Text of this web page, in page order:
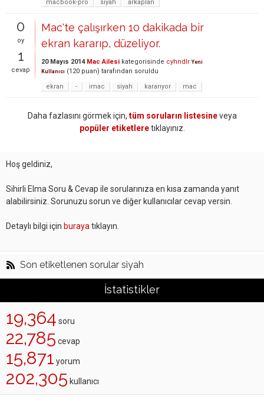
macbook-pro
siyah arkaplan
0
oy
1
cevap
Mac'te çalışırken 10 dakikada bir
ekran kararıp, düzeliyor.
20 Mayıs 2014 Mac Ailesi kategorisinde cyhndlr Yeni
Kullanıcı (120 puan) tarafından soruldu
ekran
- imac siyah kararıyor mac
Daha fazlasını görmek için, tüm soruların listesineveya
popüler etiketleretıklayınız.
Hoş geldiniz,
Sihirli Elma Soru & Cevap ile sorularınıza en kısa zamanda yanıt
alabilirsiniz. Sorunuzu sorun ve diğer kullanıcılar cevap versin.
Detaylı bilgi için buraya tıklayın.
Son etiketlenen sorular siyah
İstatistikler
19,364 soru
22,785 cevap
15,871 yorum
202,305 kullanıcı